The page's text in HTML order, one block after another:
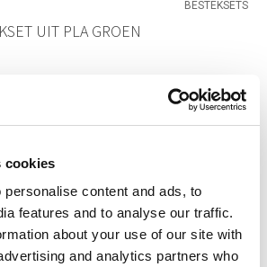
cookies
content and ads, to
features and to analyse our traffic.
about your use of our site with
and analytics partners who
BESTEKSETS
UIT PLA GROEN